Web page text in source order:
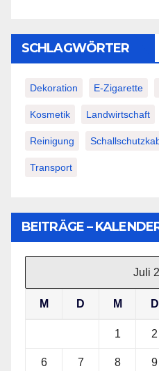
SCHLAGWÖRTER
Dekoration E-Zigarette
Kosmetik Landwirtschaft
Reinigung
Transport
BEITRÄGE –
Juli
M D M D
1 2
6 7 8 9